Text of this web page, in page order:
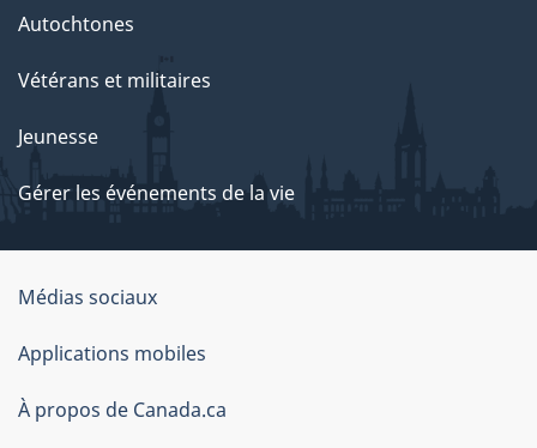
Autochtones
Vétérans et militaires
Jeunesse
Gérer les événements de la vie
Organisation
du
gouvernement
du
Médias sociaux
Applications mobiles
À propos de Canada.ca